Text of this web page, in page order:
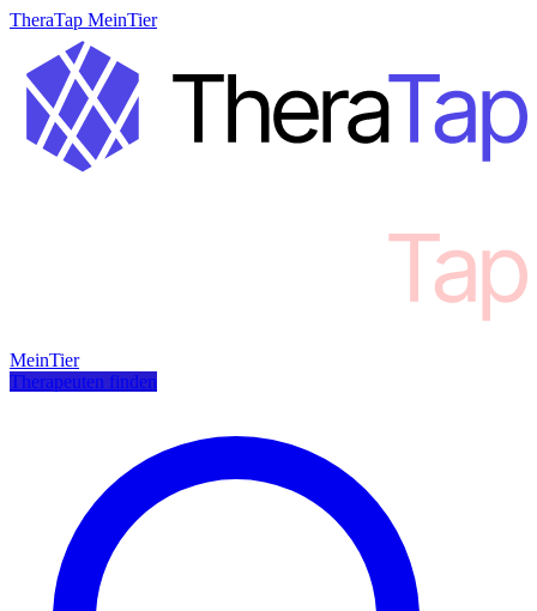
TheraTap MeinTier
MeinTier
Therapeuten finden